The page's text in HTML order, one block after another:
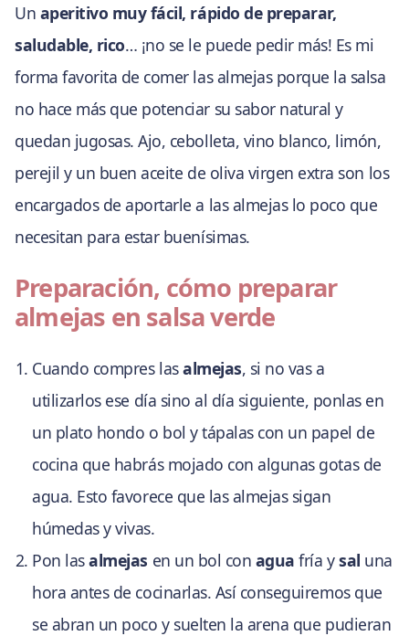
Un aperitivo muy fácil, rápido de preparar,
saludable, rico… ¡no se le puede pedir más! Es mi
forma favorita de comer las almejas porque la salsa
no hace más que potenciar su sabor natural y
quedan jugosas. Ajo, cebolleta, vino blanco, limón,
perejil y un buen aceite de oliva virgen extra son los
encargados de aportarle a las almejas lo poco que
necesitan para estar buenísimas.
Preparación, cómo preparar
almejas en salsa verde
Cuando compres lasalmejas, si no vas a
utilizarlos ese día sino al día siguiente, ponlas en
un plato hondo o bol y tápalas con un papel de
cocina que habrás mojado con algunas gotas de
agua. Esto favorece que las almejas sigan
húmedas y vivas.
Pon lasalmejas en un bol con agua fría ysal una
hora antes de cocinarlas. Así conseguiremos que
se abran un poco y suelten la arena que pudieran